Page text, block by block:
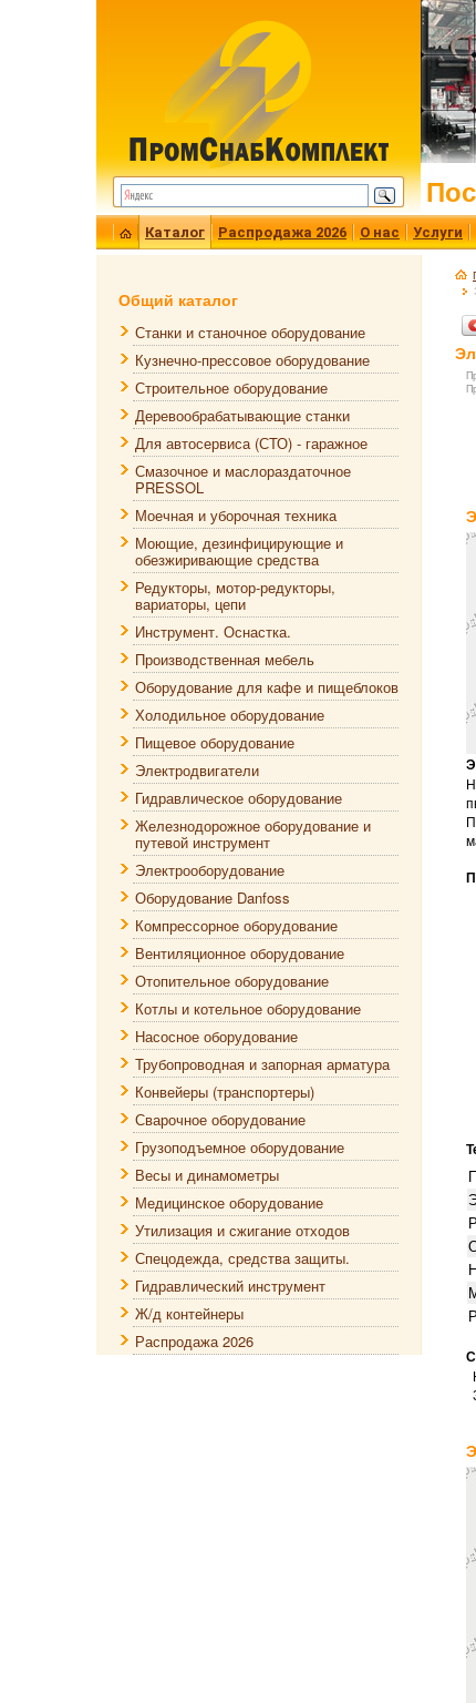
Каталог Распродажа 2026 О нас Услуги
Общий каталог
Станки и станочное оборудование
Кузнечно-прессовое оборудование
Строительное оборудование
Деревообрабатывающие станки
Для автосервиса (СТО) - гаражное
Смазочное и маслораздаточное
PRESSOL
Моечная и уборочная техника
Моющие, дезинфицирующие и
обезжиривающие средства
Редукторы, мотор-редукторы,
вариаторы, цепи
Инструмент. Оснастка.
Производственная мебель
Оборудование для кафе и пищеблоков
Холодильное оборудование
Пищевое оборудование
Электродвигатели
Гидравлическое оборудование
Железнодорожное оборудование и
путевой инструмент
Электрооборудование
Оборудование Danfoss
Компрессорное оборудование
Вентиляционное оборудование
Отопительное оборудование
Котлы и котельное оборудование
Насосное оборудование
Трубопроводная и запорная арматура
Конвейеры (транспортеры)
Сварочное оборудование
Грузоподъемное оборудование
Весы и динамометры
Медицинское оборудование
Утилизация и сжигание отходов
Спецодежда, средства защиты.
Гидравлический инструмент
Ж/д контейнеры
Распродажа 2026